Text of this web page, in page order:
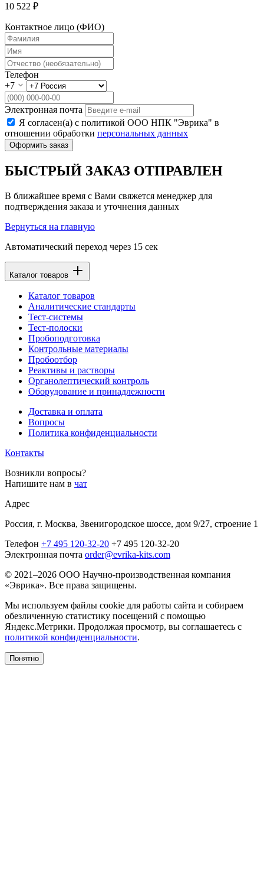
10 522 ₽
Контактное лицо (ФИО)
Телефон
+7
Электронная почта
Я согласен(а) с политикой ООО НПК "Эврика" в
отношении обработки персональных данных
Оформить заказ
БЫСТРЫЙ ЗАКАЗ ОТПРАВЛЕН
В ближайшее время с Вами свяжется менеджер для
подтверждения заказа и уточнения данных
Вернуться на главную
Автоматический переход через 15 сек
Каталог товаров
Каталог товаров
Аналитические стандарты
Тест-системы
Тест-полоски
Пробоподготовка
Контрольные материалы
Пробоотбор
Реактивы и растворы
Органолептический контроль
Оборудование и принадлежности
Доставка и оплата
Вопросы
Политика конфиденциальности
Контакты
Возникли вопросы?
Напишите нам в чат
Адрес
Россия, г. Москва, Звенигородское шоссе, дом 9/27, строение 1
Телефон +7 495 120-32-20 +7 495 120-32-20
Электронная почта order@evrika-kits.com
© 2021–2026 ООО Научно-производственная компания
«Эврика». Все права защищены.
Мы используем файлы cookie для работы сайта и собираем
обезличенную статистику посещений с помощью
Яндекс.Метрики. Продолжая просмотр, вы соглашаетесь с
политикой конфиденциальности.
Понятно